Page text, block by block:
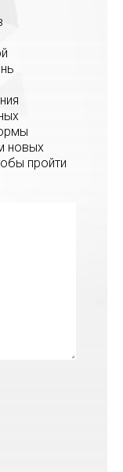
новых
пройти